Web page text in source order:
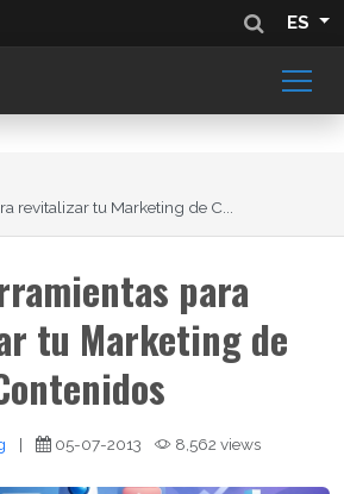
ES
revitalizar tu Marketing de C...
para
tu Marketing de
| 05-07-2013 8,562 views